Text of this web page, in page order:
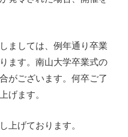
ましては、例年通り卒業
ます。南山大学卒業式の
がございます。何卒ご了
げます。
上げております。